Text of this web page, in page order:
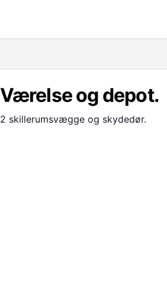
Værelse og depot.
2 skillerumsvægge og skydedør.